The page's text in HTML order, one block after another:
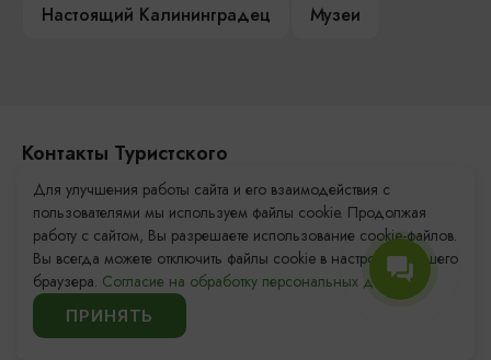
Настоящий Калининградец
Музеи
Контакты Туристского
информационного центра
+7 (4012) 555-200
8 (800) 200-55-39
info@visit-kaliningrad.ru
Для улучшения работы сайта и его взаимодействия с
пользователями мы используем файлы cookie. Продолжая
работу с сайтом, Вы разрешаете использование cookie-файлов.
Вы всегда можете отключить файлы cookie в настройках Вашего
браузера. Согласие на обработку персональных данных.
ПРИНЯТЬ